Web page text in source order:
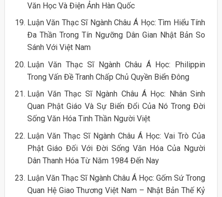
Văn Học Và Điện Ảnh Hàn Quốc
Luận Văn Thạc Sĩ Ngành Châu Á Học: Tìm Hiểu Tính
Đa Thần Trong Tín Ngưỡng Dân Gian Nhật Bản So
Sánh Với Việt Nam
Luận Văn Thạc Sĩ Ngành Châu Á Học: Philippin
Trong Vấn Đề Tranh Chấp Chủ Quyền Biển Đông
Luận Văn Thạc Sĩ Ngành Châu Á Học: Nhân Sinh
Quan Phật Giáo Và Sự Biến Đổi Của Nó Trong Đời
Sống Văn Hóa Tinh Thần Người Việt
Luận Văn Thạc Sĩ Ngành Châu Á Học: Vai Trò Của
Phật Giáo Đối Với Đời Sống Văn Hóa Của Người
Dân Thanh Hóa Từ Năm 1984 Đến Nay
Luận Văn Thạc Sĩ Ngành Châu Á Học: Gốm Sứ Trong
Quan Hệ Giao Thương Việt Nam – Nhật Bản Thế Kỷ